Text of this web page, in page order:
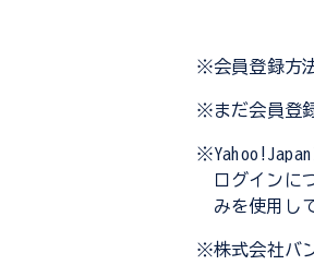
※会員登録方
※まだ会員登
ログインに
みを使用し
※株式会社バ